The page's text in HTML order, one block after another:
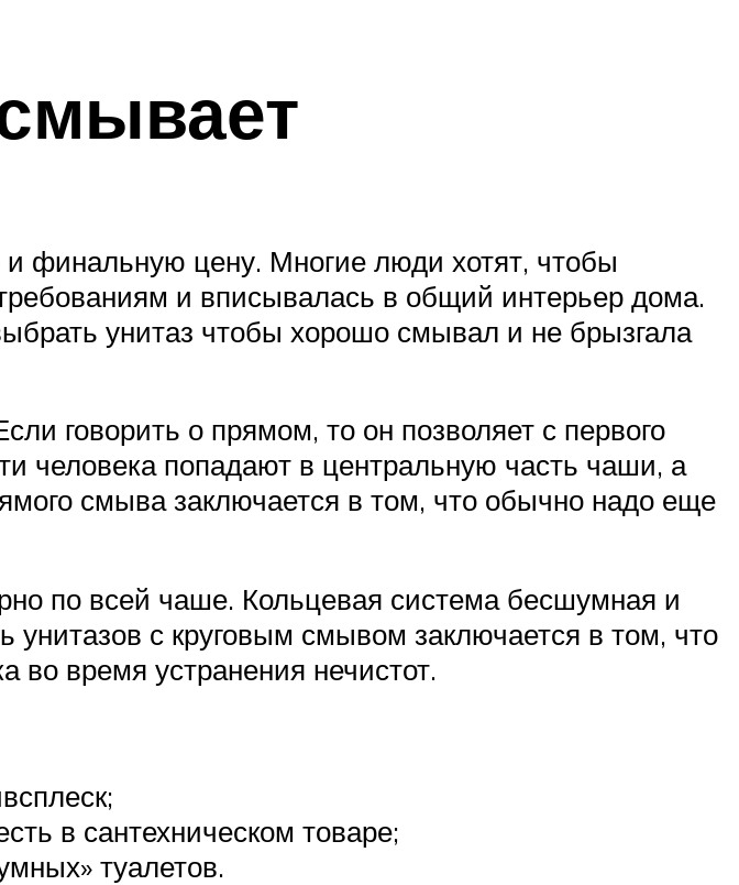
и финальную цену. Многие люди хотят, чтобы
и вписывалась в общий интерьер дома.
унитаз чтобы хорошо смывал и не брызгала
говорить о прямом, то он позволяет с первого
человека попадают в центральную часть чаши, а
смыва заключается в том, что обычно надо еще
по всей чаше. Кольцевая система бесшумная и
унитазов с круговым смывом заключается в том, что
во время устранения нечистот.
в сантехническом товаре;
туалетов.